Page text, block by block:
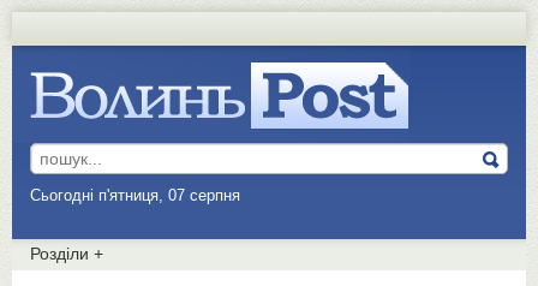
Сьогодні п'ятниця, 07 серпня
Розділи +